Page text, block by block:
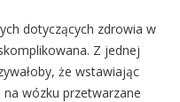
dotyczących zdrowia w
Z jednej
że wstawiając
na wózku przetwarzane